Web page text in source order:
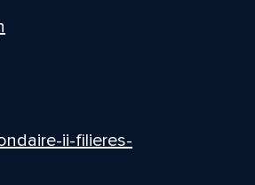
ii-filieres-